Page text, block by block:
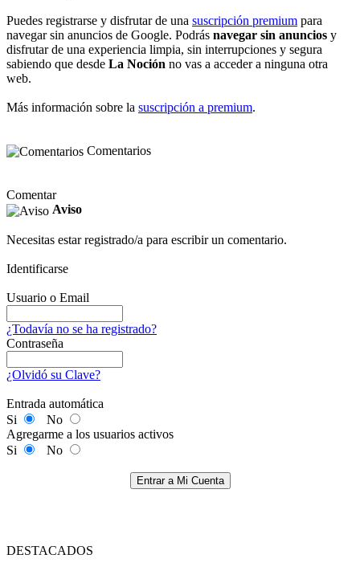
Puedes registrarse y disfrutar de una suscripción premium para
navegar sin anuncios de Google. Podrás navegar sin anuncios y
disfrutar de una experiencia limpia, sin interrupciones y segura
sabiendo que desde La Noción no vas a acceder a ninguna otra
web.
Más información sobre la suscripción a premium.
Comentarios
Comentar
Aviso
Necesitas estar registrado/a para escribir un comentario.
Identificarse
Usuario o Email
¿Todavía no se ha registrado?
Contraseña
¿Olvidó su Clave?
Entrada automática
Si
No
Agregarme a los usuarios activos
Si
No
Entrar a Mi Cuenta
DESTACADOS